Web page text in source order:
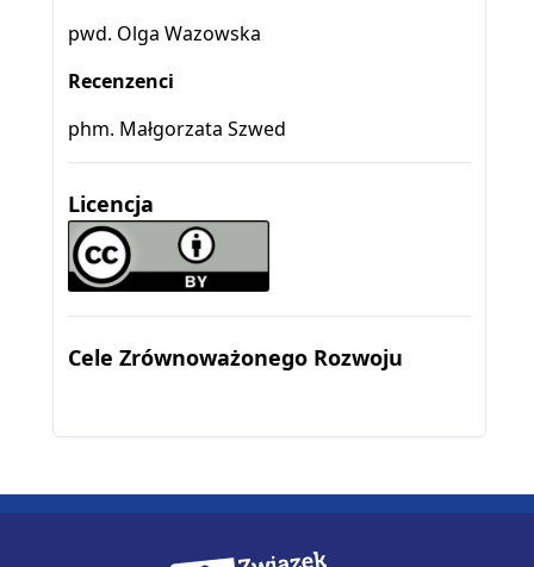
pwd. Olga Wazowska
Recenzenci
phm. Małgorzata Szwed
Licencja
Cele Zrównoważonego Rozwoju